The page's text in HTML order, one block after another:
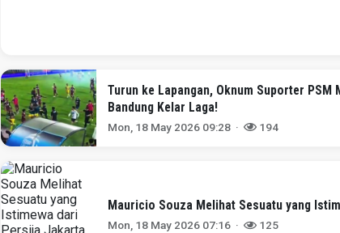
Turun ke Lapangan, Oknum Suporter
Bandung Kelar Laga!
Mon, 18 May 2026 09:28 · 194
Mauricio Souza Melihat Sesuatu yang
Mon, 18 May 2026 07:16 · 125